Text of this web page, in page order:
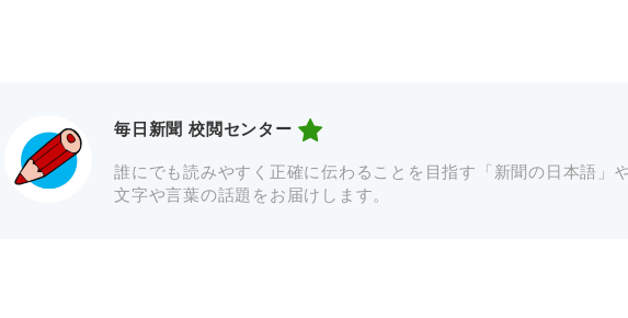
毎日新聞 校閲センター
誰にでも読みやすく正確に伝わることを目指す「新聞の日本語」
文字や言葉の話題をお届けします。